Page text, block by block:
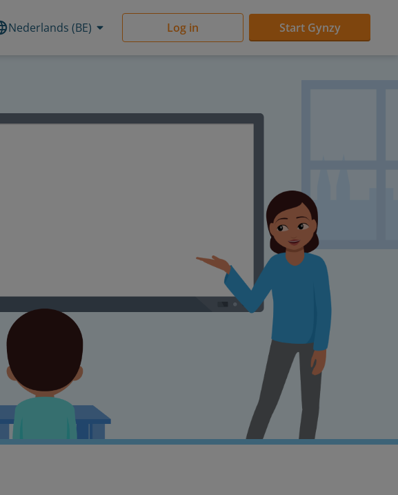
Nederlands (BE) Log in Start Gynzy